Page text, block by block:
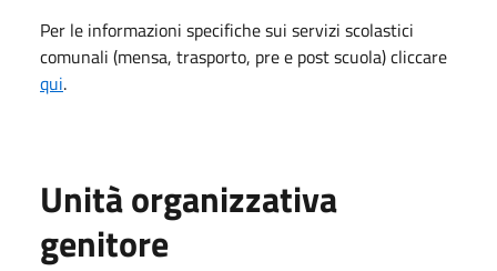
Per le informazioni specifiche sui servizi scolastici
comunali (mensa, trasporto, pre e post scuola) cliccare
qui.
Unità organizzativa
genitore